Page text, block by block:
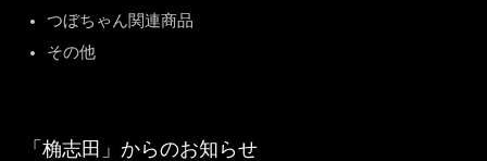
つぼちゃん関連商品
その他
「桷志田」からのお知らせ